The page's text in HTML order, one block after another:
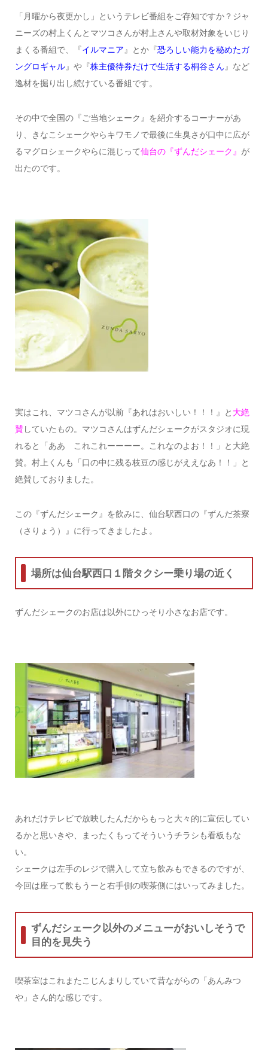
「月曜から夜更かし」というテレビ番組をご存知ですか？ジャ
ニーズの村上くんとマツコさんが村上さんや取材対象をいじり
まくる番組で、『イルマニア 』とか『恐ろしい能力を秘めたガ
ングロギャル』や『株主優待券だけで生活する桐谷さん 』など
逸材を掘り出し続けている番組です。
その中で全国の『ご当地シェーク』を紹介するコーナーがあ
り、きなこシェークやらキワモノで最後に生臭さが口中に広が
るマグロシェークやらに混じって仙台の『ずんだシェーク』 が
出たのです。
実はこれ、マツコさんが以前『あれはおいしい！！！』と 大絶
賛していたもの。マツコさんはずんだシェークがスタジオに現
れると「ああ これこれーーーー。これなのよお！！」と大絶
賛。村上くんも「口の中に残る枝豆の感じがええなあ！！」と
絶賛しておりました。
この『ずんだシェーク』を飲みに、仙台駅西口の『ずんだ茶寮
（さりょう）』に行ってきましたよ。
場所は仙台駅西口１階タクシー乗り場の近く
ずんだシェークのお店は以外にひっそり小さなお店です。
あれだけテレビで放映したんだからもっと大々的に宣伝してい
るかと思いきや、まったくもってそういうチラシも看板もな
い。
シェークは左手のレジで購入して立ち飲みもできるのですが、
今回は座って飲もうーと右手側の喫茶側にはいってみました。
ずんだシェーク以外のメニューがおいしそうで
目的を見失う
喫茶室はこれまたこじんまりしていて昔ながらの「あんみつ
や」さん的な感じです。